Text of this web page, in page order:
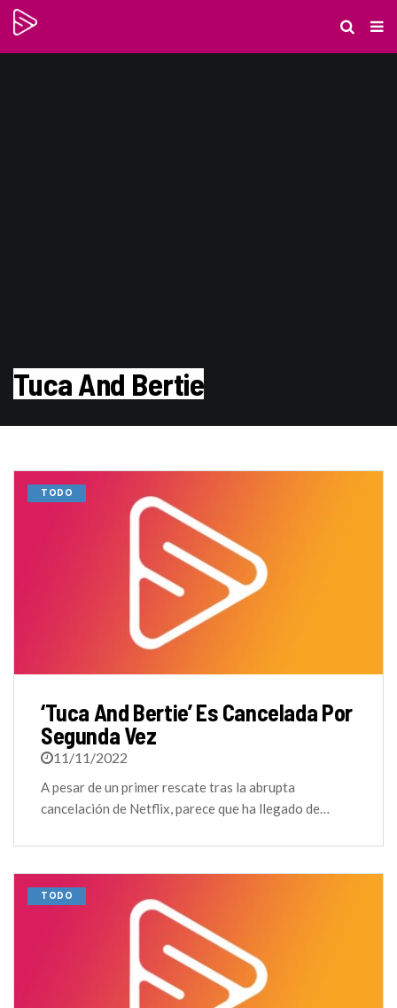
Tuca And Bertie
TODO
‘Tuca And Bertie’ Es Cancelada Por
Segunda Vez
11/11/2022
A pesar de un primer rescate tras la abrupta
cancelación de Netflix, parece que ha llegado de…
TODO